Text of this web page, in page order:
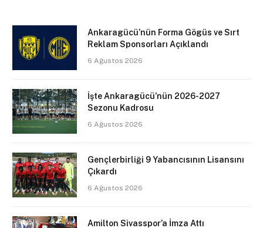
Ankaragücü’nün Forma Gögüs ve Sırt
Reklam Sponsorları Açıklandı
6 Ağustos 2026
İşte Ankaragücü’nün 2026-2027
Sezonu Kadrosu
6 Ağustos 2026
Gençlerbirliği 9 Yabancısının Lisansını
Çıkardı
6 Ağustos 2026
Amilton Sivasspor’a İmza Attı